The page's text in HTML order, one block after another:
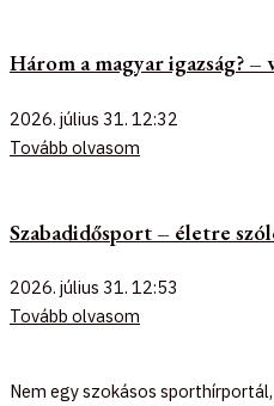
Három a magyar igazság? –
2026. július 31. 12:32
Tovább olvasom
Szabadidősport – életre
2026. július 31. 12:53
Tovább olvasom
Nem egy szokásos